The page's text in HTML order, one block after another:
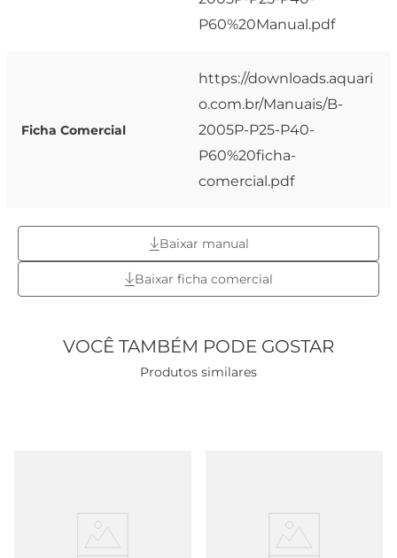
P60%20Manual.pdf
Ficha Comercial
https://downloads.aquari
o.com.br/Manuais/B-
2005P-P25-P40-
P60%20ficha-
comercial.pdf
Baixar manual
Baixar ficha comercial
VOCÊ TAMBÉM PODE GOSTAR
Produtos similares